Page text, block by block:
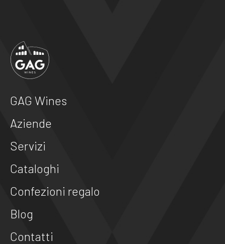
GAG Wines
Aziende
Servizi
Cataloghi
Confezioni regalo
Blog
Contatti